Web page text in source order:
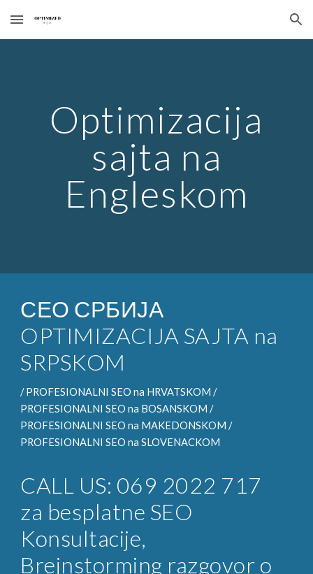
Skip to main content Skip to navigation
Optimizacija
sajta na
Engleskom
СЕО СРБИЈА
OPTIMIZACIJA SAJTA na
SRPSKOM
/PROFESIONALNI SEOna HRVATSKOM /
PROFESIONALNI SEO na BOSANSKOM /
PROFESIONALNI SEO na MAKEDONSKOM /
PROFESIONALNI SEO naSLOVENACKOM
CALL US: 069 2022 717
za besplatne SEO
Konsultacije,
Brejnstorming razgovor o